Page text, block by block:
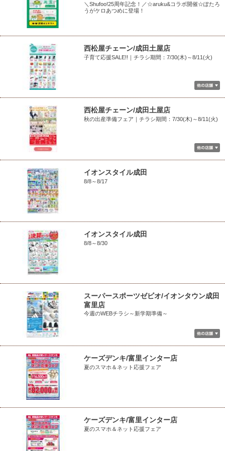
＼Shufoo!25周年記念！／☆aruku&コラボ開催☆ぽたろ
うがケロあつめに登場！
西松屋チェーン/成田土屋店
子育て応援SALE!!｜チラシ期間：7/30(木)～8/11(火)
西松屋チェーン/成田土屋店
秋の出産準備フェア｜チラシ期間：7/30(木)～8/11(火)
イオンスタイル成田
8/8～8/17
イオンスタイル成田
8/8～8/30
スーパースポーツゼビオ/イオンタウン成田
富里店
今週のWEBチラシ～新学期準備～
ケーズデンキ/富里インター店
夏のスマホ＆ネット応援フェア
ケーズデンキ/富里インター店
夏のスマホ＆ネット応援フェア